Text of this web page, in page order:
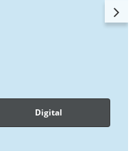
Digital